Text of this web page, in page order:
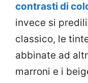
contrasti di
invece si
classico, le
abbinate ad
marroni e i